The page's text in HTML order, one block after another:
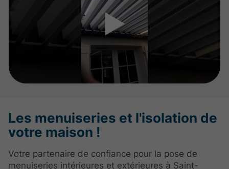
▶
Les menuiseries et l'isolation de
votre maison !
Votre partenaire de confiance pour la pose de
menuiseries intérieures et extérieures à Saint-